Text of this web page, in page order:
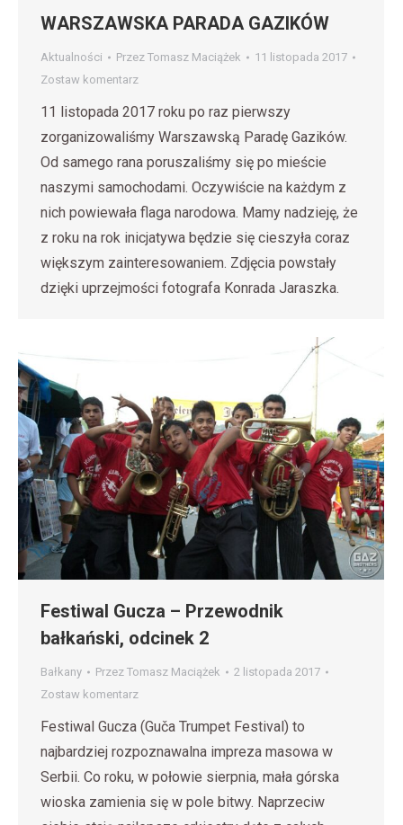
WARSZAWSKA PARADA GAZIKÓW
Aktualności Przez Tomasz Maciążek
11 listopada 2017
Zostaw komentarz
11 listopada 2017 roku po raz pierwszy
zorganizowaliśmy Warszawską Paradę Gazików.
Od samego rana poruszaliśmy się po mieście
naszymi samochodami. Oczywiście na każdym z
nich powiewała flaga narodowa. Mamy nadzieję, że
z roku na rok inicjatywa będzie się cieszyła coraz
większym zainteresowaniem. Zdjęcia powstały
dzięki uprzejmości fotografa Konrada Jaraszka.
Festiwal Gucza – Przewodnik
bałkański, odcinek 2
Bałkany Przez Tomasz Maciążek
2 listopada 2017
Zostaw komentarz
Festiwal Gucza (Guča Trumpet Festival) to
najbardziej rozpoznawalna impreza masowa w
Serbii. Co roku, w połowie sierpnia, mała górska
wioska zamienia się w pole bitwy. Naprzeciw